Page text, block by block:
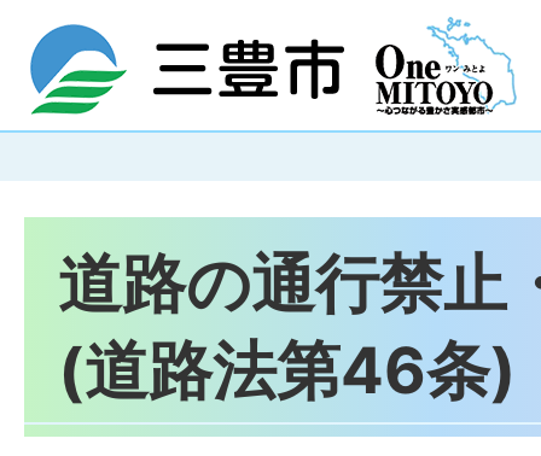
道路の通行禁止
(道路法第46条)